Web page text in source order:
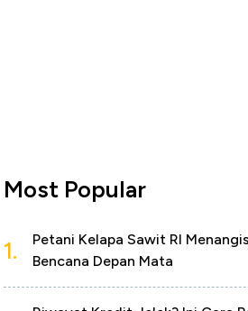
Most Popular
1.
Petani Kelapa Sawit RI
Bencana Depan Mata